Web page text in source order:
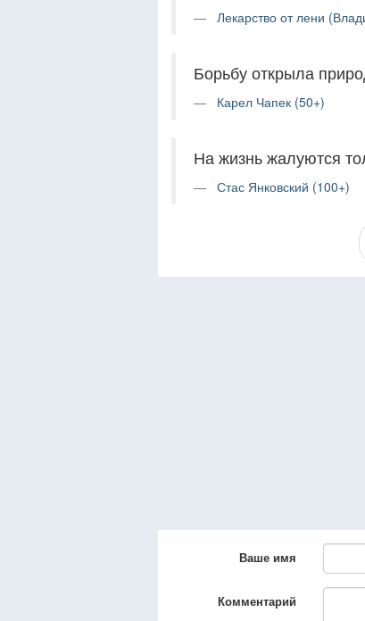
Лекарство от лени
Борьбу открыла
Карел Чапек (50+)
На жизнь жалуются
Стас Янковский (100+)
Ваше имя
Комментарий